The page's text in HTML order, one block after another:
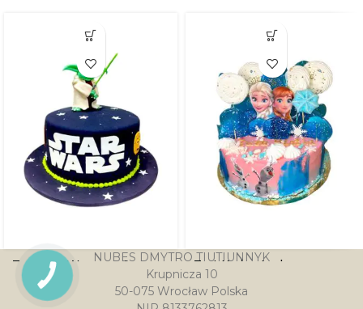
Tort Star Wars master
Yoda
Tort Kraina Lodu
336.00zł
NUBES DMYTRO TIUTIUNNYK
Krupnicza 10
50-075 Wrocław Polska
PRZYCISK
KONTAKTU